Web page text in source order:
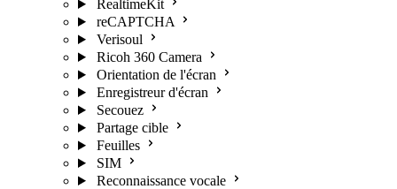
RealtimeKit
reCAPTCHA
Verisoul
Ricoh 360 Camera
Orientation de l'écran
Enregistreur d'écran
Secouez
Partage cible
Feuilles
SIM
Reconnaissance vocale